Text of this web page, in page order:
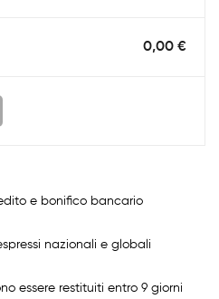
0,00 €
e bonifico bancario
nazionali e globali
essere restituiti entro 9 giorni